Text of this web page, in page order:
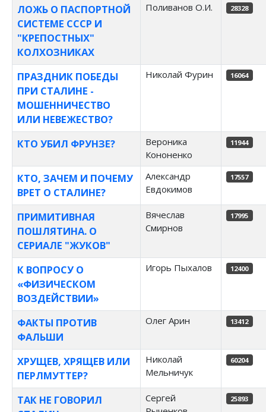
ЛОЖЬ О ПАСПОРТНОЙ
СИСТЕМЕ СССР И
"КРЕПОСТНЫХ"
КОЛХОЗНИКАХ
Поливанов О.И. 28328
ПРАЗДНИК ПОБЕДЫ
ПРИ СТАЛИНЕ -
МОШЕННИЧЕСТВО
ИЛИ НЕВЕЖЕСТВО?
Николай Фурин 16064
КТО УБИЛ ФРУНЗЕ?
Вероника
Кононенко
11944
КТО, ЗАЧЕМ И ПОЧЕМУ
ВРЕТ О СТАЛИНЕ?
Александр
Евдокимов
17557
ПРИМИТИВНАЯ
ПОШЛЯТИНА. О
СЕРИАЛЕ "ЖУКОВ"
Вячеслав
Смирнов
17995
К ВОПРОСУ О
«ФИЗИЧЕСКОМ
ВОЗДЕЙСТВИИ»
Игорь Пыхалов 12400
ФАКТЫ ПРОТИВ
ФАЛЬШИ
Олег Арин 13412
ХРУЩЕВ, ХРЯЩЕВ ИЛИ
ПЕРЛМУТТЕР?
Николай
Мельничук
60204
ТАК НЕ ГОВОРИЛ
Сергей
25893